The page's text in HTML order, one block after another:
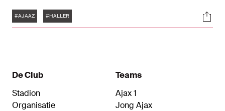
De ziel van het stadion is teruggekeerd."
Tags
#AJAAZ #HALLER
De Club
Stadion
Organisatie
Teams
Ajax 1
Jong Ajax